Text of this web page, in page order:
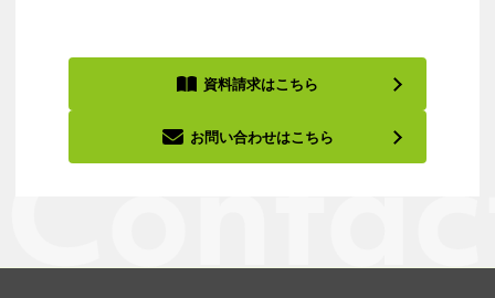
資料請求はこちら
お問い合わせはこちら